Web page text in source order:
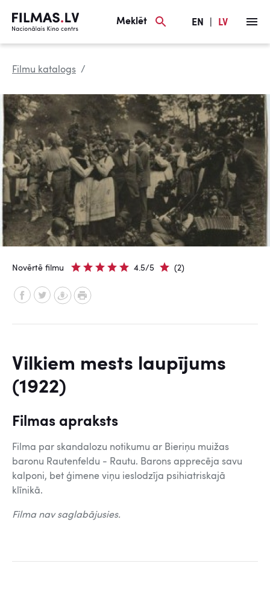
Meklēt EN LV
Filmu katalogs
Novērtē filmu 4.5/5 (2)
Vilkiem mests laupījums
(1922)
Filmas apraksts
Filma par skandalozu notikumu ar Bieriņu muižas
baronu Rautenfeldu - Rautu. Barons apprecēja savu
kalponi, bet ģimene viņu ieslodzīja psihiatriskajā
klīnikā.
Filma nav saglabājusies.